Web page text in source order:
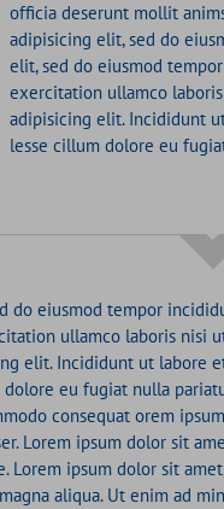
officia deserunt mollit
adipisicing elit, sed do
elit, sed do eiusmod
exercitation ullamco
adipisicing elit. Incididunt
lesse cillum dolore eu
do eiusmod tempor
ullamco laboris nisi
elit. Incididunt ut labore
eu fugiat nulla
consequat orem
Lorem ipsum dolor sit
ipsum dolor sit
aliqua. Ut enim ad